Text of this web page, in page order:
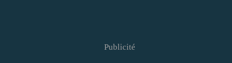
Publicité